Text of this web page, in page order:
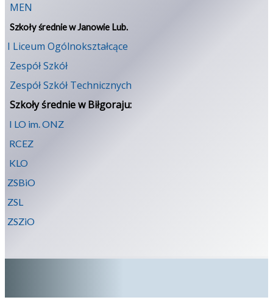
MEN
Szkoły średnie w Janowie Lub.
I Liceum Ogólnokształcące
Zespół Szkół
Zespół Szkół Technicznych
Szkoły średnie w Biłgoraju:
I LO im. ONZ
RCEZ
KLO
ZSBiO
ZSL
ZSZiO